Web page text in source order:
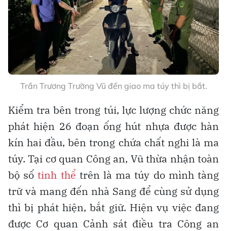
Trần Trương Trường Vũ đến giao ma túy thì bị bắt.
Kiểm tra bên trong túi, lực lượng chức năng
phát hiện 26 đoạn ống hút nhựa được hàn
kín hai đầu, bên trong chứa chất nghi là ma
túy. Tại cơ quan Công an, Vũ thừa nhận toàn
bộ sốtinh thể trên là ma túy do mình tàng
trữ và mang đến nhà Sang để cùng sử dụng
thì bị phát hiện, bắt giữ. Hiện vụ việc đang
được Cơ quan Cảnh sát điều tra Công an